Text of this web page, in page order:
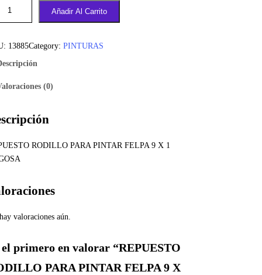
Añadir Al Carrito
13885Category: PINTURAS
(0)
RODILLO PARA PINTAR FELPA 9 X 1
valoraciones aún.
el primero en valorar “REPUESTO
PARA PINTAR FELPA 9 X